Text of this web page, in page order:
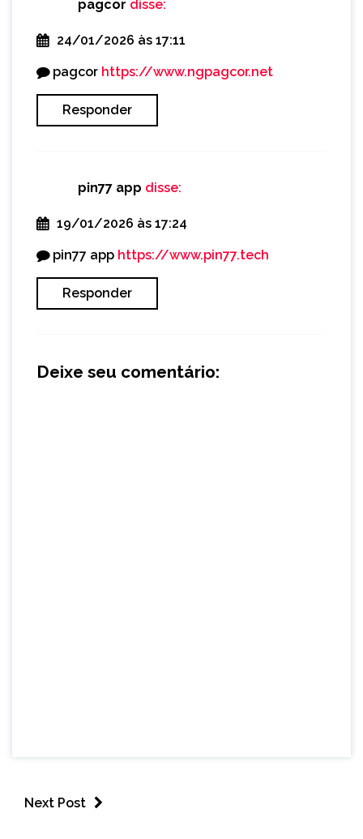
pagcor disse:
24/01/2026 às 17:11
pagcor https://www.ngpagcor.net
Responder
pin77 app disse:
19/01/2026 às 17:24
pin77 app https://www.pin77.tech
Responder
Deixe seu comentário:
Next Post